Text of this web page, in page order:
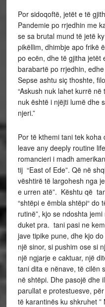
Por sidoqoftë, jetët e të
Pandemie po rrjedhin me
se sa brutal mund të jetë
pikëllim, dhimbje apo frikë
po ecën, dhe të gjitha jetët
barabartë po rrjedhin,
Sepse ashtu siç thoshte,
“Askush nuk lahet kurrë
nuk është i njëjti lumë dhe
njeri.”
Por të kthemi tani tek koha
leave any deeply routine
romancieri i madh
tij “East of Ede”. Që në
vështirë të largohesh nga
e urren atë”. Kështu që
“shtëpi e ëmbla shtëpi“ do
rutinë”, kjo se ndoshta
duket pra. tani pasi ne
jave tipike pune, dhe kjo
një sinor, si pushim ose si
një ngjarje e caktuar, një
tani dita e nënave, të cilën
në shtëpi. Dhe pasojë dhe
parullat e protestuesve,
të karantinës ku shkruhet